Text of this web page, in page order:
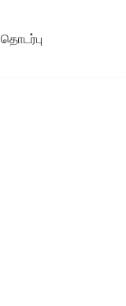
தொடர்பு